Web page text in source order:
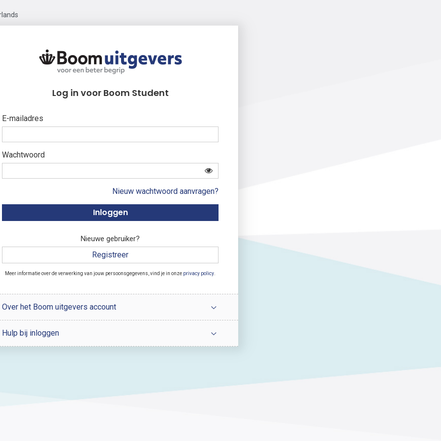
Log in voor Boom Student
E-mailadres
Wachtwoord
Nieuw wachtwoord aanvragen?
Nieuwe gebruiker?
Registreer
Meer informatie over de verwerking van jouw persoonsgegevens, vind je in onze privacy policy
Over het Boom uitgevers account
Hulp bij inloggen